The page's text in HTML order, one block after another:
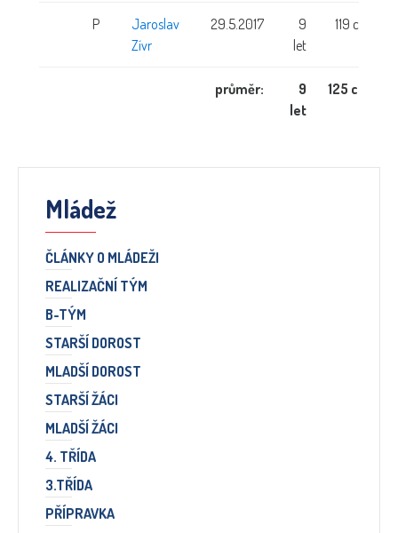
P
Jaroslav
Zívr
29.5.2017
9
let
119 cm
průměr:
9
let
125 cm
Mládež
ČLÁNKY O MLÁDEŽI
REALIZAČNÍ TÝM
B-TÝM
STARŠÍ DOROST
MLADŠÍ DOROST
STARŠÍ ŽÁCI
MLADŠÍ ŽÁCI
4. TŘÍDA
3.TŘÍDA
PŘÍPRAVKA